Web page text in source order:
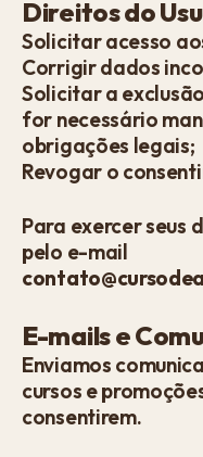
Direitos do
Solicitar acesso
Corrigir dados
Solicitar a
for necessário
obrigações legais;
Revogar o
Para exercer seus
pelo e-mail
E-mails e
Enviamos
cursos e
consentirem.